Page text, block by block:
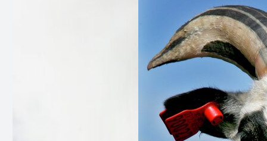
Gammalnorsk sau, ofte kalla villsau eller
gammelnorsk spælsau, er ein av dei eldste